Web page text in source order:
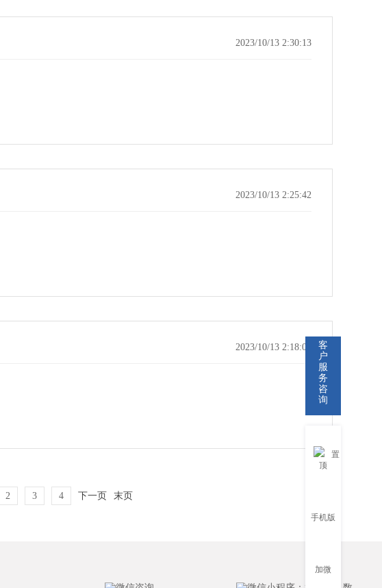
2023/10/13 2:30:13
2023/10/13 2:25:42
2023/10/13 2:18:01
2 3 4 下一页 末页
客
户
服
务
咨
询
置
顶
手机版
加微